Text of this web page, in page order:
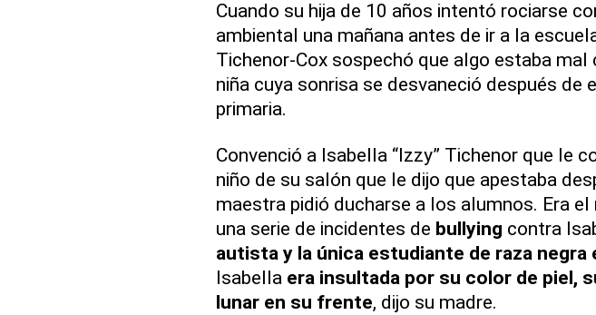
Cuando su hija de 10 años intentó rociarse
ambiental una mañana antes de ir a la
Tichenor-Cox sospechó que algo estaba mal
niña cuya sonrisa se desvaneció después de
primaria.
Convenció a Isabella “Izzy” Tichenor que le
niño de su salón que le dijo que apestaba
maestra pidió ducharse a los alumnos. Era
una serie de incidentes de bullying contra
autista y la única estudiante de raza negra
Isabella era insultada por su color de piel,
lunar en su frente, dijo su madre.